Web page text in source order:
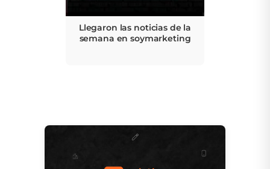
Llegaron las noticias de la
semana en soymarketing